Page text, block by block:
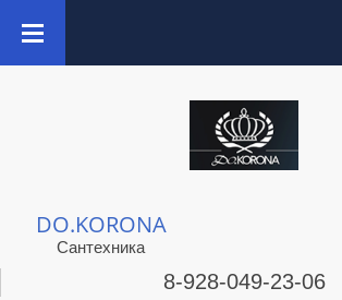
DO.KORONA
Сантехника
8-928-049-23-06